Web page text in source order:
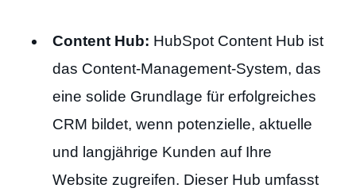
Content Hub: HubSpot Content Hub ist
das Content-Management-System, das
eine solide Grundlage für erfolgreiches
CRM bildet, wenn potenzielle, aktuelle
und langjährige Kunden auf Ihre
Website zugreifen. Dieser Hub umfasst